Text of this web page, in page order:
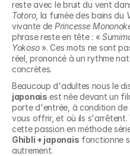
reste avec le bruit du vent
Totoro, la fumée des bains du
vivante de Princesse
phrase reste en tête : «
Yokoso ». Ces mots ne sont
réel, prononcé à un rythme
concrètes.
Beaucoup d'adultes nous le
japonais est née devant un
porte d'entrée, à condition de
vous offrir, et où ils
Ghibli + japonais fonctionne
autrement.